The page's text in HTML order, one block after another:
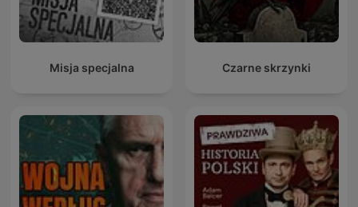
Misja specjalna Czarne skrzynki